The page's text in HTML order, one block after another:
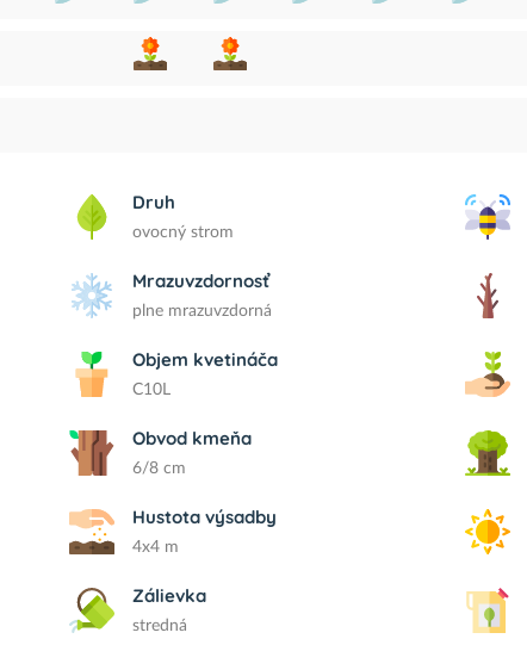
Druh
ovocný strom
Mrazuvzdornosť
plne mrazuvzdorná
Objem kvetináča
C10L
Obvod kmeňa
6/8 cm
Hustota výsadby
4x4 m
Zálievka
stredná